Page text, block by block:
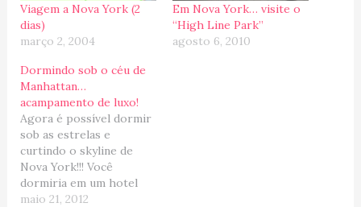
Viagem a Nova York (2
dias)
março 2, 2004
Em Nova York… visite o
“High Line Park”
agosto 6, 2010
Dormindo sob o céu de
Manhattan…
acampamento de luxo!
Agora é possível dormir
sob as estrelas e
curtindo o skyline de
Nova York!!! Você
dormiria em um hotel
assim em Manhattan?
maio 21, 2012